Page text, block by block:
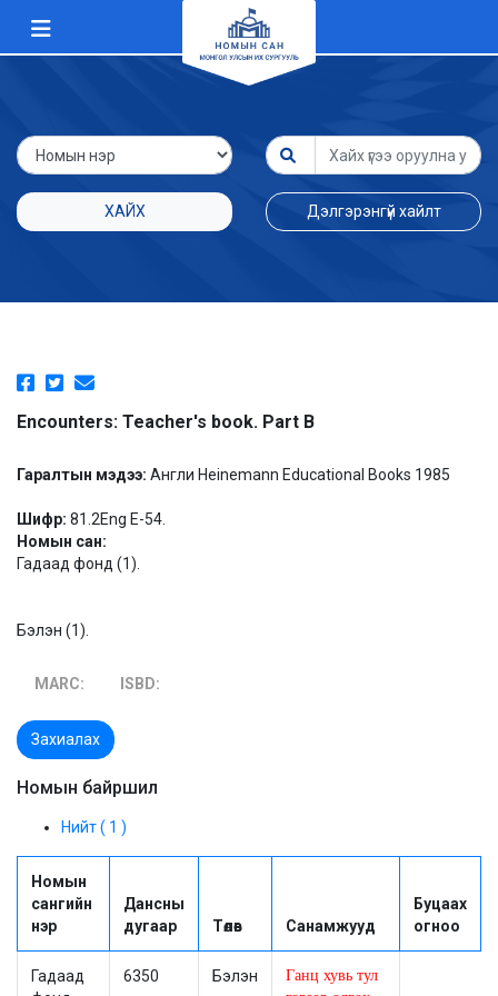
ХАЙХ Дэлгэрэнгүй хайлт
Encounters: Teacher's book. Part B
Гаралтын мэдээ: Англи Heinemann Educational Books 1985
Шифр: 81.2Eng E-54.
Номын сан:
Гадаад фонд (1).
Бэлэн (1).
MARC: ISBD:
Захиалах
Номын байршил
Нийт ( 1 )
Номын
сангийн
нэр
Дансны
дугаар
Төлөв Санамжууд
Буцаах
огноо
Гадаад
6350 Бэлэн
Ганц хувь тул